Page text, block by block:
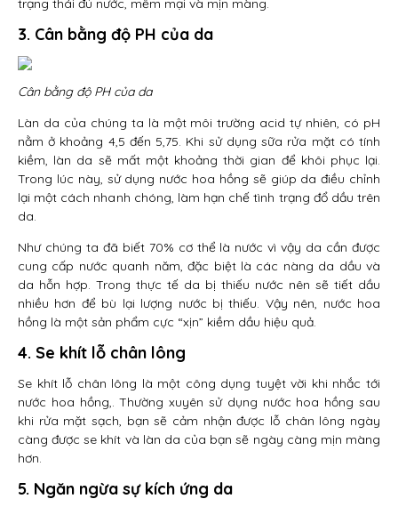
trạng thái đủ nước, mềm mại và mịn màng.
3. Cân bằng độ PH của da
Cân bằng độ PH của da
Làn da của chúng ta là một môi trường acid tự nhiên, có pH
nằm ở khoảng 4,5 đến 5,75. Khi sử dụng sữa rửa mặt có tính
kiềm, làn da sẽ mất một khoảng thời gian để khôi phục lại.
Trong lúc này, sử dụng nước hoa hồng sẽ giúp da điều chỉnh
lại một cách nhanh chóng, làm hạn chế tình trạng đổ dầu trên
da.
Như chúng ta đã biết 70% cơ thể là nước vì vậy da cần được
cung cấp nước quanh năm, đặc biệt là các nàng da dầu và
da hỗn hợp. Trong thực tế da bị thiếu nước nên sẽ tiết dầu
nhiều hơn để bù lại lượng nước bị thiếu. Vậy nên, nước hoa
hồng là một sản phẩm cực “xịn” kiềm dầu hiệu quả.
4. Se khít lỗ chân lông
Se khít lỗ chân lông là một công dụng tuyệt vời khi nhắc tới
nước hoa hồng,. Thường xuyên sử dụng nước hoa hồng sau
khi rửa mặt sạch, bạn sẽ cảm nhận được lỗ chân lông ngày
càng được se khít và làn da của bạn sẽ ngày càng mịn màng
hơn.
5. Ngăn ngừa sự kích ứng da